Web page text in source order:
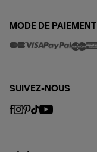
MODE DE PAIEMENT
SUIVEZ-NOUS